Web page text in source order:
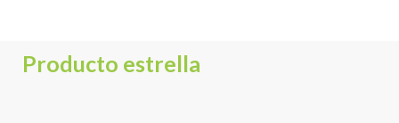
Producto estrella